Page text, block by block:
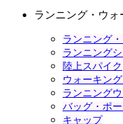
ランニング・ウォ
ランニング
ランニング
陸上スパイク
ウォーキン
ランニング
バッグ・ポ
キャップ